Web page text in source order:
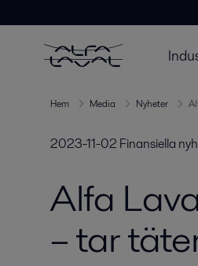
Hem Media Nyheter
2023-11-02 Finansiella
Alfa
– tar